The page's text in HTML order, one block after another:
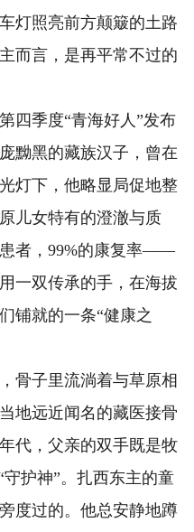
照亮前方颠簸的土路
而言，是再平常不过的
季度“青海好人”发布
黝黑的藏族汉子，曾在
灯下，他略显局促地整
儿女特有的澄澈与质
者，99%的康复率——
一双传承的手，在海拔
铺就的一条“健康之
子里流淌着与草原相
地远近闻名的藏医接骨
代，父亲的双手既是牧
护神”。扎西东主的童
度过的。他总安静地蹲